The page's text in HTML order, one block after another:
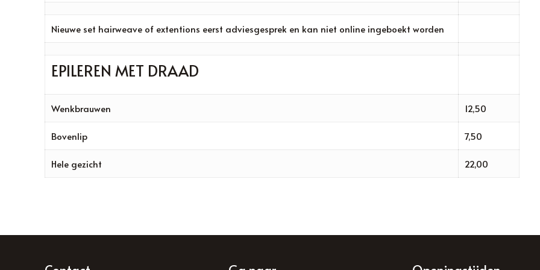
Nieuwe set hairweave of extentions eerst adviesgesprek en kan niet online ingeboekt worden
EPILEREN MET DRAAD
Wenkbrauwen 12,50
Bovenlip 7,50
Hele gezicht 22,00